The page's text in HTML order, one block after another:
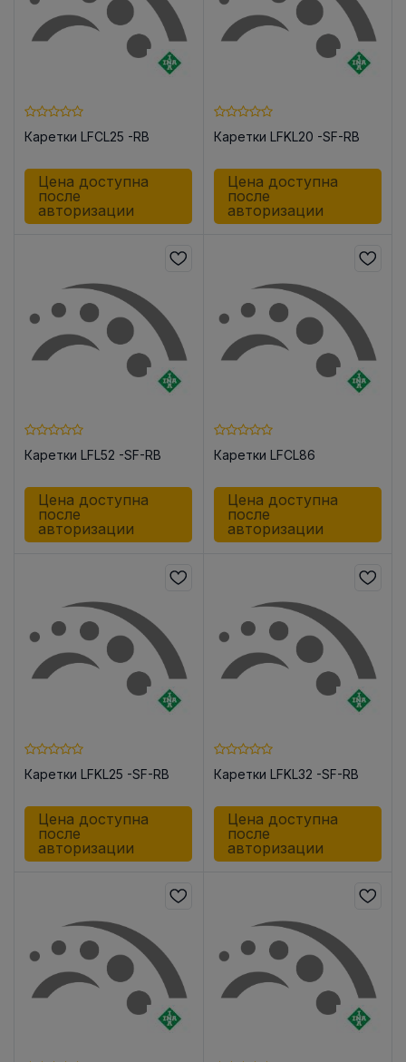
Каретки LFCL25 -RB
Цена доступна
после
авторизации
Каретки LFKL20 -SF-RB
Цена доступна
после
авторизации
Каретки LFL52 -SF-RB
Цена доступна
после
авторизации
Каретки LFCL86
Цена доступна
после
авторизации
Каретки LFKL25 -SF-RB
Цена доступна
после
авторизации
Каретки LFKL32 -SF-RB
Цена доступна
после
авторизации